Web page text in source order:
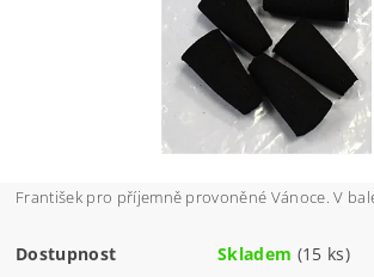
František pro příjemně provoněné Vánoce. V
Dostupnost Skladem (15 ks)